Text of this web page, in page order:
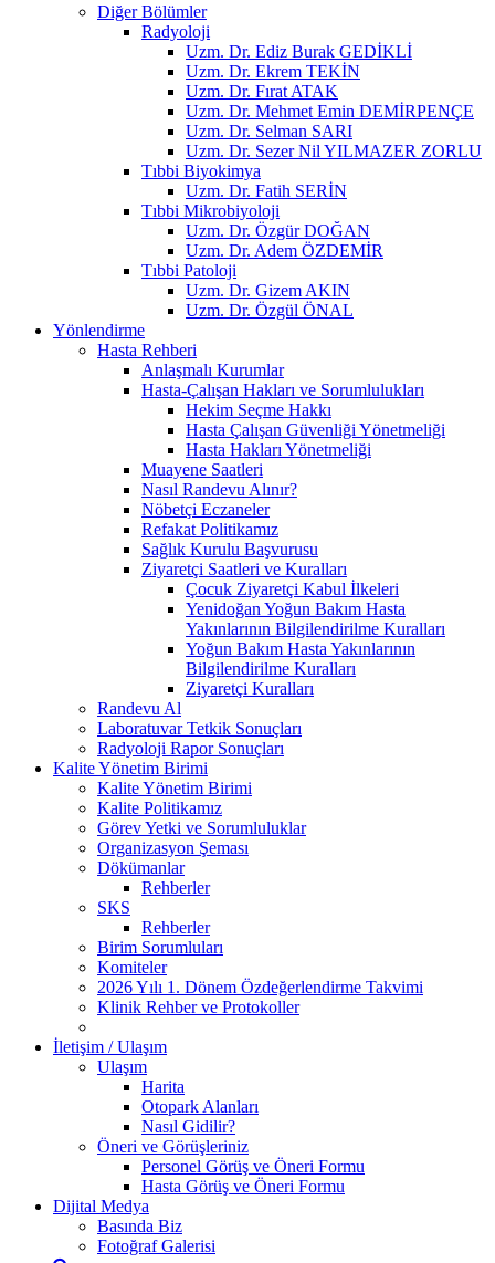
Diğer Bölümler
Radyoloji
Uzm. Dr. Ediz Burak GEDİKLİ
Uzm. Dr. Ekrem TEKİN
Uzm. Dr. Fırat ATAK
Uzm. Dr. Mehmet Emin DEMİRPENÇE
Uzm. Dr. Selman SARI
Uzm. Dr. Sezer Nil YILMAZER ZORLU
Tıbbi Biyokimya
Uzm. Dr. Fatih SERİN
Tıbbi Mikrobiyoloji
Uzm. Dr. Özgür DOĞAN
Uzm. Dr. Adem ÖZDEMİR
Tıbbi Patoloji
Uzm. Dr. Gizem AKIN
Uzm. Dr. Özgül ÖNAL
Yönlendirme
Hasta Rehberi
Anlaşmalı Kurumlar
Hasta-Çalışan Hakları ve Sorumlulukları
Hekim Seçme Hakkı
Hasta Çalışan Güvenliği Yönetmeliği
Hasta Hakları Yönetmeliği
Muayene Saatleri
Nasıl Randevu Alınır?
Nöbetçi Eczaneler
Refakat Politikamız
Sağlık Kurulu Başvurusu
Ziyaretçi Saatleri ve Kuralları
Çocuk Ziyaretçi Kabul İlkeleri
Yenidoğan Yoğun Bakım Hasta
Yakınlarının Bilgilendirilme Kuralları
Yoğun Bakım Hasta Yakınlarının
Bilgilendirilme Kuralları
Ziyaretçi Kuralları
Randevu Al
Laboratuvar Tetkik Sonuçları
Radyoloji Rapor Sonuçları
Kalite Yönetim Birimi
Kalite Yönetim Birimi
Kalite Politikamız
Görev Yetki ve Sorumluluklar
Organizasyon Şeması
Dökümanlar
Rehberler
SKS
Rehberler
Birim Sorumluları
Komiteler
2026 Yılı 1. Dönem Özdeğerlendirme Takvimi
Klinik Rehber ve Protokoller
İletişim / Ulaşım
Ulaşım
Harita
Otopark Alanları
Nasıl Gidilir?
Öneri ve Görüşleriniz
Personel Görüş ve Öneri Formu
Hasta Görüş ve Öneri Formu
Dijital Medya
Basında Biz
Fotoğraf Galerisi